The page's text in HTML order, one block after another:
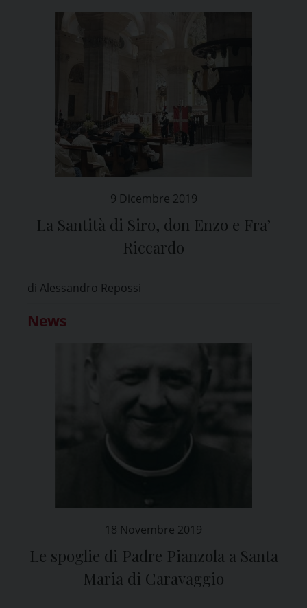
9 Dicembre 2019
La Santità di Siro, don Enzo e Fra’
Riccardo
di Alessandro Repossi
News
18 Novembre 2019
Le spoglie di Padre Pianzola a Santa
Maria di Caravaggio